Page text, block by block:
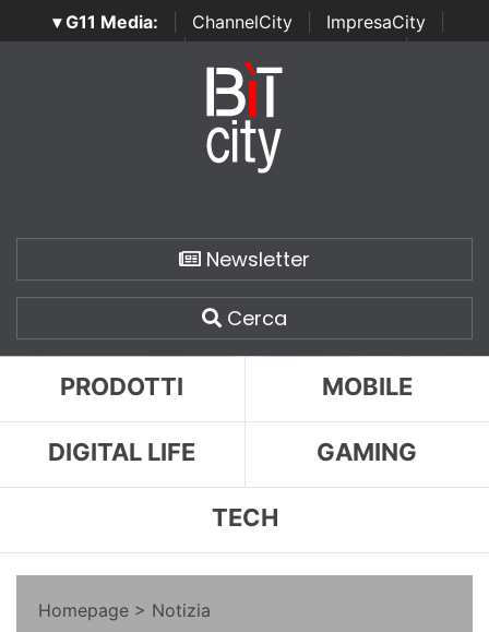
▾ G11 Media: ChannelCity ImpresaCity
SecurityOpenLab | Italian Channel Awards | Italian
Italian Security Awards
Newsletter
Cerca
PRODOTTI MOBILE
DIGITAL LIFE GAMING
TECH
Homepage > Notizia